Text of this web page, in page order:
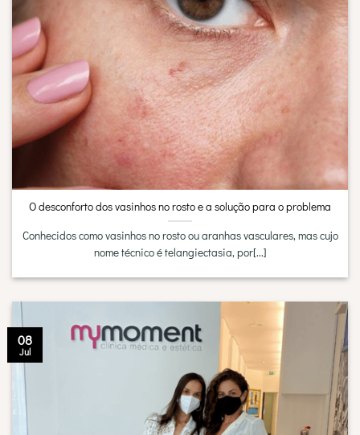
O desconforto dos vasinhos no rosto e a solução para o problema
Conhecidos como vasinhos no rosto ou aranhas vasculares, mas cujo
nome técnico é telangiectasia, por[...]
08
Jul